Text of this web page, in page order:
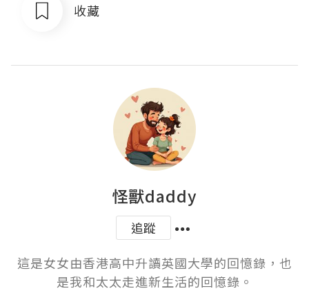
收藏
怪獸daddy
追蹤
這是女女由香港高中升讀英國大學的回憶錄，也
是我和太太走進新生活的回憶錄。